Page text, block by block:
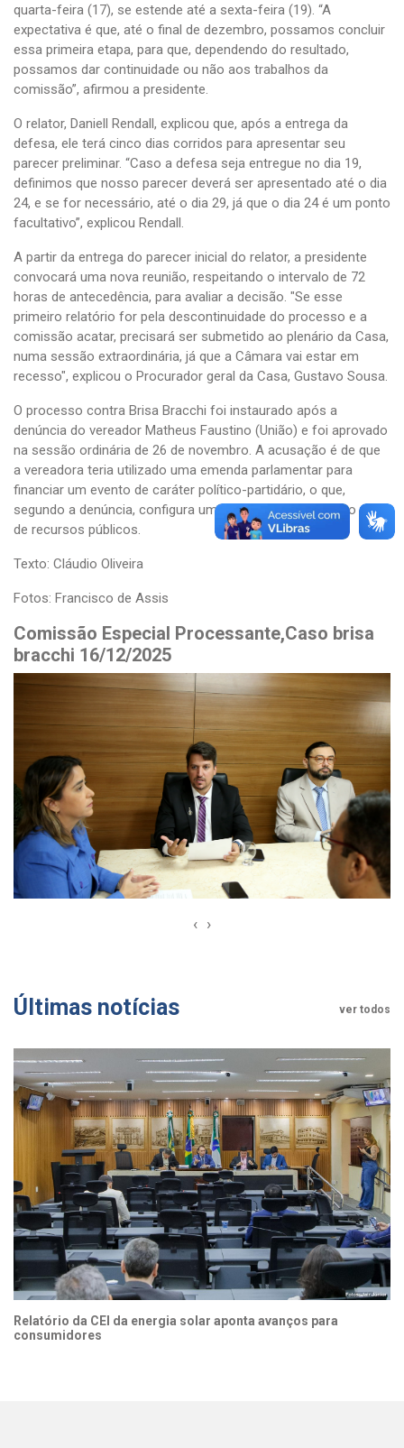
quarta-feira (17), se estende até a sexta-feira (19). “A
expectativa é que, até o final de dezembro, possamos concluir
essa primeira etapa, para que, dependendo do resultado,
possamos dar continuidade ou não aos trabalhos da
comissão”, afirmou a presidente.
O relator, Daniell Rendall, explicou que, após a entrega da
defesa, ele terá cinco dias corridos para apresentar seu
parecer preliminar. “Caso a defesa seja entregue no dia 19,
definimos que nosso parecer deverá ser apresentado até o dia
24, e se for necessário, até o dia 29, já que o dia 24 é um ponto
facultativo”, explicou Rendall.
A partir da entrega do parecer inicial do relator, a presidente
convocará uma nova reunião, respeitando o intervalo de 72
horas de antecedência, para avaliar a decisão. "Se esse
primeiro relatório for pela descontinuidade do processo e a
comissão acatar, precisará ser submetido ao plenário da Casa,
numa sessão extraordinária, já que a Câmara vai estar em
recesso", explicou o Procurador geral da Casa, Gustavo Sousa.
O processo contra Brisa Bracchi foi instaurado após a
denúncia do vereador Matheus Faustino (União) e foi aprovado
na sessão ordinária de 26 de novembro. A acusação é de que
a vereadora teria utilizado uma emenda parlamentar para
financiar um evento de caráter político-partidário, o que,
segundo a denúncia, configura um desvio de finalidade no uso
de recursos públicos.
Texto: Cláudio Oliveira
Fotos: Francisco de Assis
Comissão Especial Processante,Caso brisa
bracchi 16/12/2025
‹ ›
Últimas notícias ver todos
Relatório da CEI da energia solar aponta avanços para
consumidores